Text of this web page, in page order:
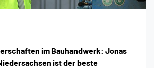
im Bauhandwerk: Jonas
ist der beste